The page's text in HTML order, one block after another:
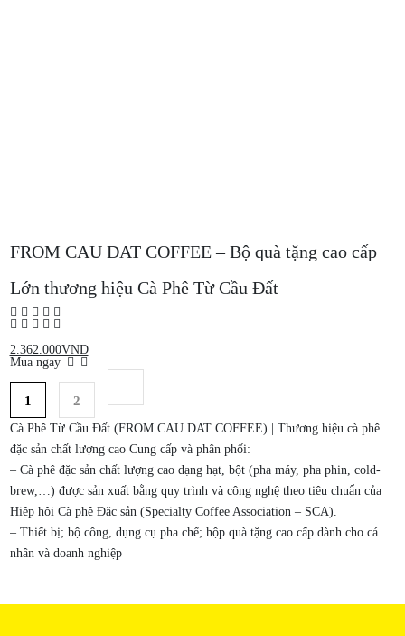
FROM CAU DAT COFFEE – Bộ quà tặng cao cấp
Lớn thương hiệu Cà Phê Từ Cầu Đất
2.362.000VND
Mua ngay
1 2
Cà Phê Từ Cầu Đất (FROM CAU DAT COFFEE) | Thương hiệu cà phê
đặc sản chất lượng cao Cung cấp và phân phối:
– Cà phê đặc sản chất lượng cao dạng hạt, bột (pha máy, pha phin, cold-
brew,…) được sản xuất bằng quy trình và công nghệ theo tiêu chuẩn của
Hiệp hội Cà phê Đặc sản (Specialty Coffee Association – SCA).
– Thiết bị; bộ công, dụng cụ pha chế; hộp quà tặng cao cấp dành cho cá
nhân và doanh nghiệp